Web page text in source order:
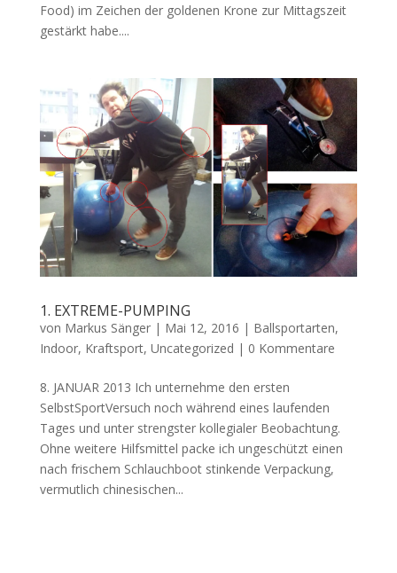
Food) im Zeichen der goldenen Krone zur Mittagszeit
gestärkt habe....
1. EXTREME-PUMPING
von Markus Sänger| Mai 12, 2016 | Ballsportarten,
Indoor, Kraftsport, Uncategorized | 0 Kommentare
8. JANUAR 2013 Ich unternehme den ersten
SelbstSportVersuch noch während eines laufenden
Tages und unter strengster kollegialer Beobachtung.
Ohne weitere Hilfsmittel packe ich ungeschützt einen
nach frischem Schlauchboot stinkende Verpackung,
vermutlich chinesischen...